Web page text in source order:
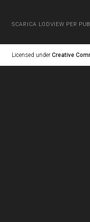
SCARICA LODVIEW PER
Licensed under Creative